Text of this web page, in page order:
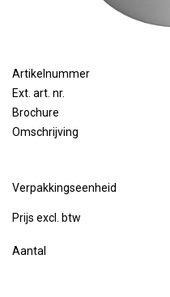
Artikelnummer
Ext. art. nr.
Brochure
Omschrijving
Verpakkingseenheid
Prijs excl. btw
Aantal